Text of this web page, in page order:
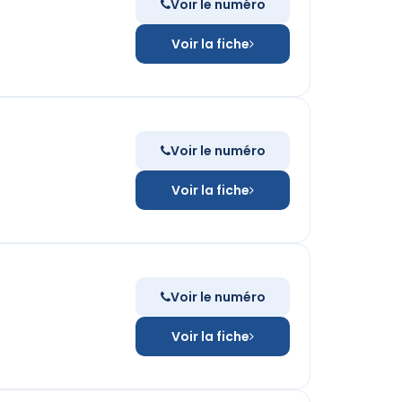
Voir le numéro
Voir la fiche
Voir le numéro
Voir la fiche
Voir le numéro
Voir la fiche